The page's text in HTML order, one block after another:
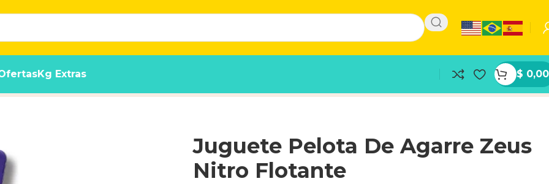
Kg Extras $ 0,00
Juguete Pelota De Agarre Zeus
Nitro Flotante